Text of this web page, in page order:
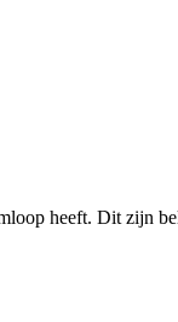
heeft. Dit zijn